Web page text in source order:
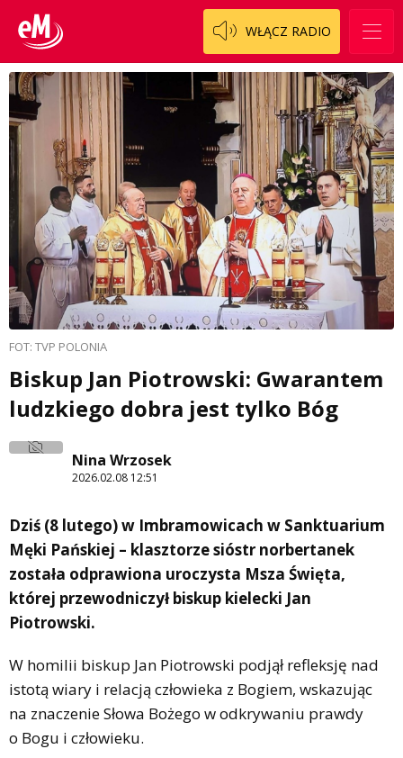
WŁĄCZ RADIO
FOT: TVP POLONIA
Biskup Jan Piotrowski: Gwarantem
ludzkiego dobra jest tylko Bóg
Nina Wrzosek
2026.02.08 12:51
Dziś (8 lutego) w Imbramowicach w Sanktuarium
Męki Pańskiej – klasztorze sióstr norbertanek
została odprawiona uroczysta Msza Święta,
której przewodniczył biskup kielecki Jan
Piotrowski.
W homilii biskup Jan Piotrowski podjął refleksję nad
istotą wiary i relacją człowieka z Bogiem, wskazując
na znaczenie Słowa Bożego w odkrywaniu prawdy
o Bogu i człowieku.